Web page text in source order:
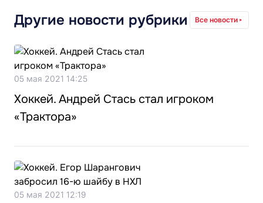
Другие новости рубрики Все новости
05 мая 2021 14:25
Хоккей. Андрей Стась стал игроком
«Трактора»
05 мая 2021 12:19